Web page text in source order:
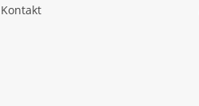
Kontakt